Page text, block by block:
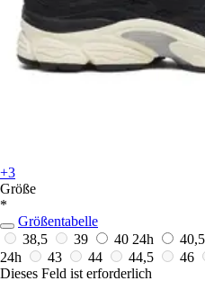
+3
Größe
*
Größentabelle
38,5
39 40 24h 40,5
24h
43 44 44,5 46
Dieses Feld ist erforderlich